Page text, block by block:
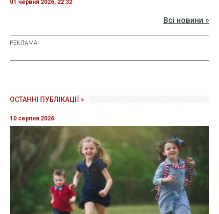
01 червня 2026, 22:32
Всі новини »
ОСТАННІ ПУБЛІКАЦІЇ »
10 серпня 2026